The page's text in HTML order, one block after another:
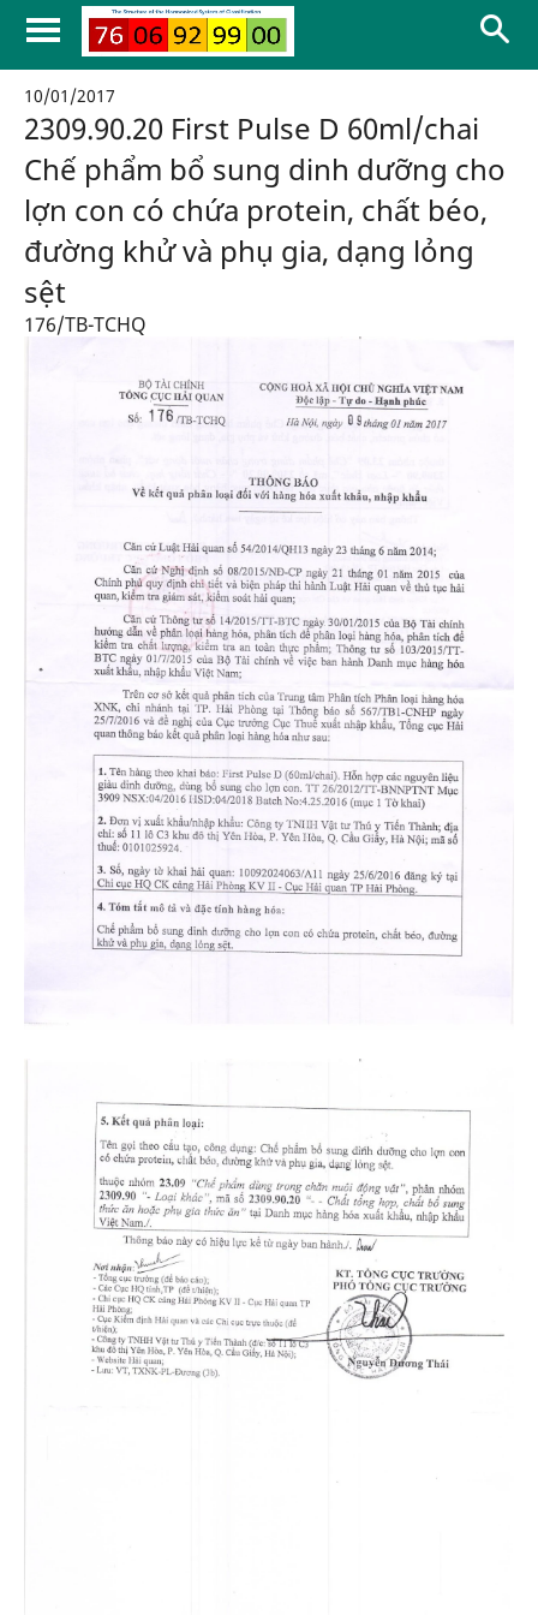
10/01/2017
2309.90.20 First Pulse D 60ml/chai
Chế phẩm bổ sung dinh dưỡng cho
lợn con có chứa protein, chất béo,
đường khử và phụ gia, dạng lỏng
sệt
176/TB-TCHQ